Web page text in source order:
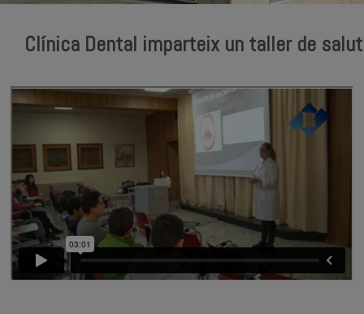
Clínica Dental imparteix un taller de